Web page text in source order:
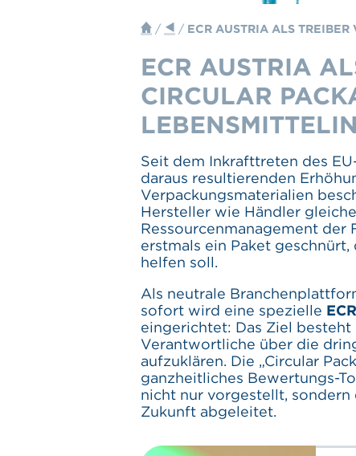
/ / ECR AUSTRIA ALS
ECR AUSTRIA
CIRCULAR
Seit dem Inkrafttreten des
daraus resultierenden
Verpackungsmaterialien
Hersteller wie Händler
Ressourcenmanagement der
erstmals ein Paket
helfen soll.
Als neutrale
sofort wird eine spezielle ECR
eingerichtet: Das Ziel
Verantwortliche über die
aufzuklären. Die „Circular
ganzheitliches Bewertungs-
nicht nur vorgestellt, sondern
Zukunft abgeleitet.